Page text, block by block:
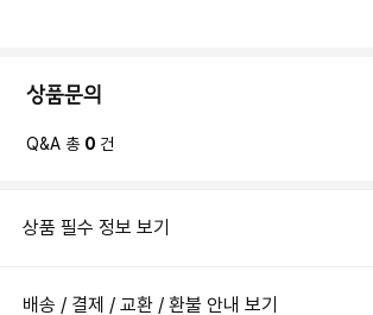
상품문의
Q&A 총 0 건
상품 필수 정보 보기
배송 / 결제 / 교환 / 환불 안내 보기